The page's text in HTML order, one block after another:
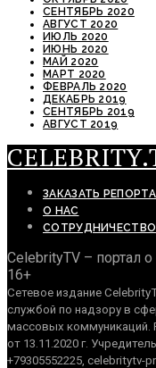
СЕНТЯБРЬ 2020
АВГУСТ 2020
ИЮЛЬ 2020
ИЮНЬ 2020
МАЙ 2020
МАРТ 2020
ФЕВРАЛЬ 2020
ДЕКАБРЬ 2019
СЕНТЯБРЬ 2019
АВГУСТ 2019
ЗАКАЗАТЬ
О НАС
СОТРУДНИЧЕСТВО
CelebrityTV – портал
16+
Сетевое издание
службой по надзору в
массовых коммуникаций.
от 13.11.2020 г.
+79305552225, celebritytv-